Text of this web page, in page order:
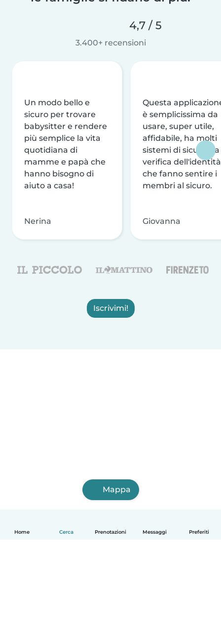
Home Cerca Prenotazioni Messaggi Preferiti
4,7 / 5
3.400+ recensioni
Un modo bello e
sicuro per trovare
babysitter e rendere
più semplice la vita
quotidiana di
mamme e papà che
hanno bisogno di
aiuto a casa!
Nerina
Questa
è semplicissima da
usare, super utile,
affidabile, ha molti
sistemi di sicurezza
verifica dell'identità
che fanno sentire i
membri al sicuro.
Giovanna
Iscrivimi!
Mappa